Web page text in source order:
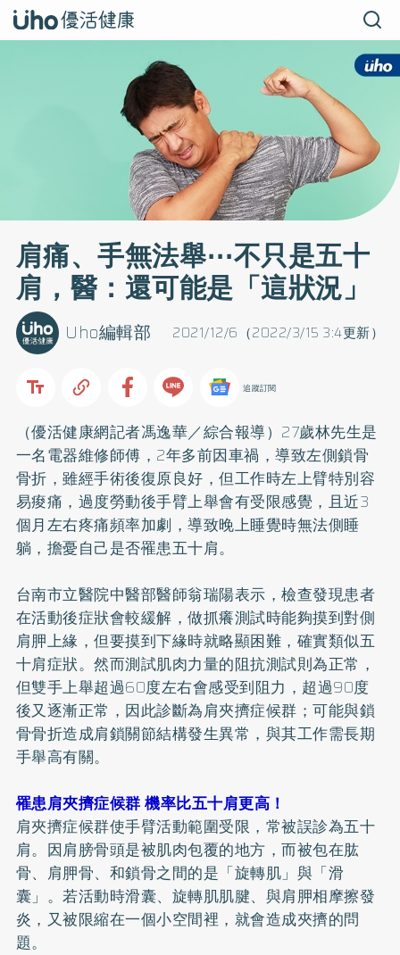
肩痛、手無法舉⋯不只是五十
肩，醫：還可能是「這狀況」
2021/12/6（2022/3/15 3:4更新）
Uho編輯部
追蹤訂閱
（優活健康網記者馮逸華／綜合報導）27歲林先生是
一名電器維修師傅，2年多前因車禍，導致左側鎖骨
骨折，雖經手術後復原良好，但工作時左上臂特別容
易痠痛，過度勞動後手臂上舉會有受限感覺，且近3
個月左右疼痛頻率加劇，導致晚上睡覺時無法側睡
躺，擔憂自己是否罹患五十肩。
台南市立醫院中醫部醫師翁瑞陽表示，檢查發現患者
在活動後症狀會較緩解，做抓癢測試時能夠摸到對側
肩胛上緣，但要摸到下緣時就略顯困難，確實類似五
十肩症狀。然而測試肌肉力量的阻抗測試則為正常，
但雙手上舉超過60度左右會感受到阻力，超過90度
後又逐漸正常，因此診斷為肩夾擠症候群；可能與鎖
骨骨折造成肩鎖關節結構發生異常，與其工作需長期
手舉高有關。
罹患肩夾擠症候群 機率比五十肩更高！
肩夾擠症候群使手臂活動範圍受限，常被誤診為五十
肩。因肩膀骨頭是被肌肉包覆的地方，而被包在肱
骨、肩胛骨、和鎖骨之間的是「旋轉肌」與「滑
囊」。若活動時滑囊、旋轉肌肌腱、與肩胛相摩擦發
炎，又被限縮在一個小空間裡，就會造成夾擠的問
題。